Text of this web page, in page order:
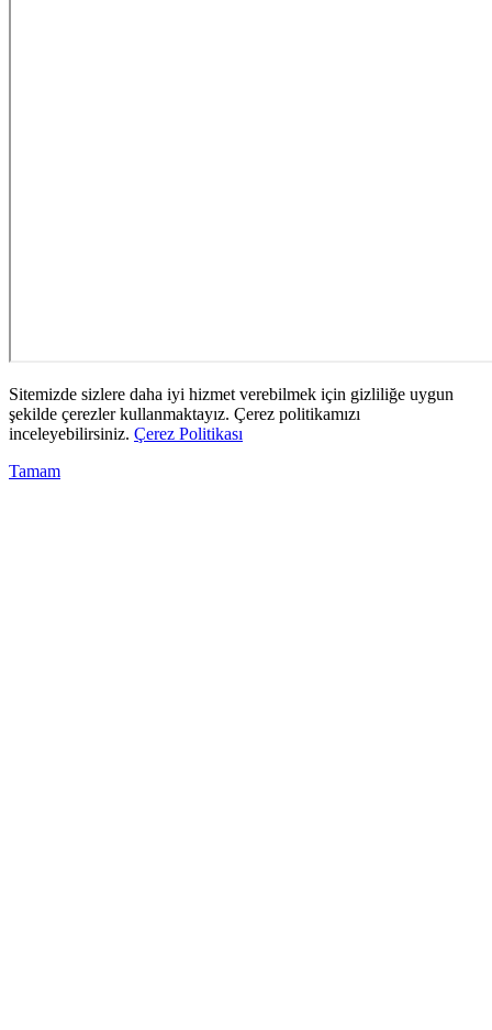
Sitemizde sizlere daha iyi hizmet verebilmek için gizliliğe uygun
şekilde çerezler kullanmaktayız. Çerez politikamızı
inceleyebilirsiniz. Çerez Politikası
Tamam